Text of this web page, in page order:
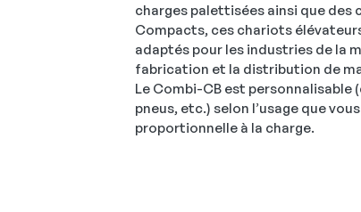
charges palettisées ainsi que des
Compacts, ces chariots
adaptés pour les industries de la
fabrication et la distribution de
Le Combi-CB est
pneus, etc.) selon l’usage que
proportionnelle à la charge.